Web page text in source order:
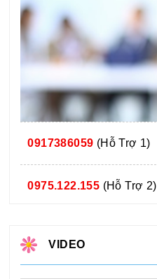
0917386059 (Hỗ Trợ 1)
0975.122.155 (Hỗ Trợ 2)
VIDEO